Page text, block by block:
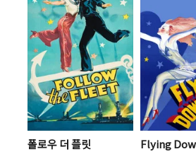
폴로우 더 플릿 Flying